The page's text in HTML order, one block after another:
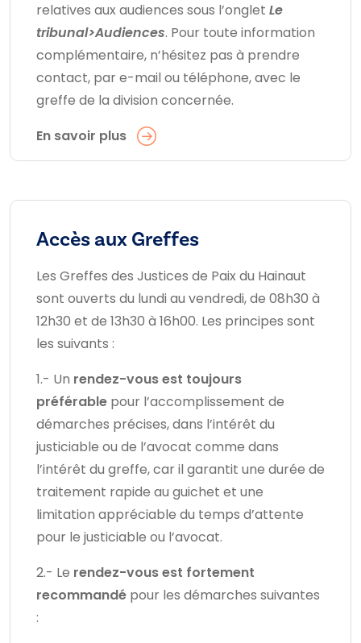
relatives aux audiences sous l’onglet Le
tribunal>Audiences. Pour toute information
complémentaire, n’hésitez pas à prendre
contact, par e-mail ou téléphone, avec le
greffe de la division concernée.
En savoir plus
Accès aux Greffes
Les Greffes des Justices de Paix du Hainaut
sont ouverts du lundi au vendredi, de 08h30 à
12h30 et de 13h30 à 16h00. Les principes sont
les suivants :
1.- Un rendez-vous est toujours
préférable pour l’accomplissement de
démarches précises, dans l’intérêt du
justiciable ou de l’avocat comme dans
l’intérêt du greffe, car il garantit une durée de
traitement rapide au guichet et une
limitation appréciable du temps d’attente
pour le justiciable ou l’avocat.
2.- Le rendez-vous est fortement
recommandé pour les démarches suivantes
: